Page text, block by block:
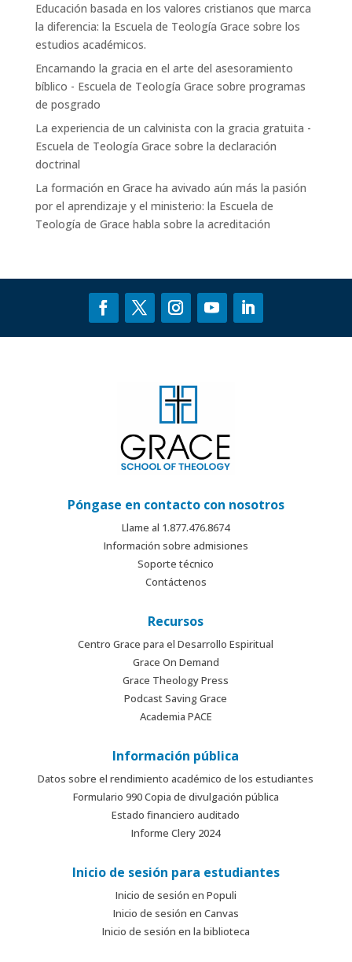
Educación basada en los valores cristianos que marca
la diferencia: la Escuela de Teología Grace sobre los
estudios académicos.
Encarnando la gracia en el arte del asesoramiento
bíblico - Escuela de Teología Grace sobre programas
de posgrado
La experiencia de un calvinista con la gracia gratuita -
Escuela de Teología Grace sobre la declaración
doctrinal
La formación en Grace ha avivado aún más la pasión
por el aprendizaje y el ministerio: la Escuela de
Teología de Grace habla sobre la acreditación
Póngase en contacto con nosotros
Llame al 1.877.476.8674
Información sobre admisiones
Soporte técnico
Contáctenos
Recursos
Centro Grace para el Desarrollo Espiritual
Grace On Demand
Grace Theology Press
Podcast Saving Grace
Academia PACE
Información pública
Datos sobre el rendimiento académico de los estudiantes
Formulario 990 Copia de divulgación pública
Estado financiero auditado
Informe Clery 2024
Inicio de sesión para estudiantes
Inicio de sesión en Populi
Inicio de sesión en Canvas
Inicio de sesión en la biblioteca